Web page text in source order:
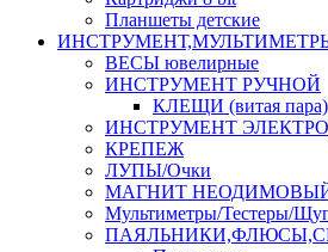
Планшеты детские
ВЕСЫ ювелирные
ИНСТРУМЕНТ РУЧНОЙ
КЛЕЩИ (витая пара)
ИНСТРУМЕНТ ЭЛЕКТРО
КРЕПЕЖ
ЛУПЫ/Очки
МАГНИТ
Мультиметры/Тестеры/